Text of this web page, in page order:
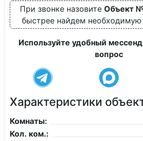
При звонке назовите Объект
быстрее найдем
Используйте удобный
вопрос
Характеристики
Комнаты:
Кол. ком.: